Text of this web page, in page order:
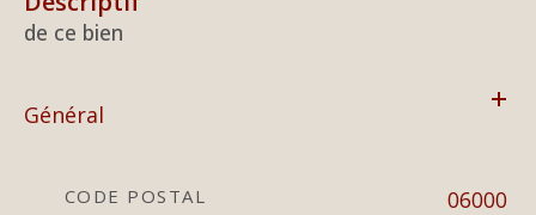
de ce bien
Général
CODE POSTAL 06000